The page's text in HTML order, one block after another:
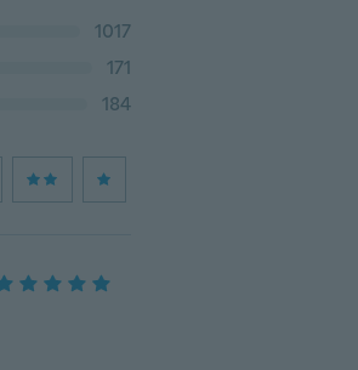
1017
171
184